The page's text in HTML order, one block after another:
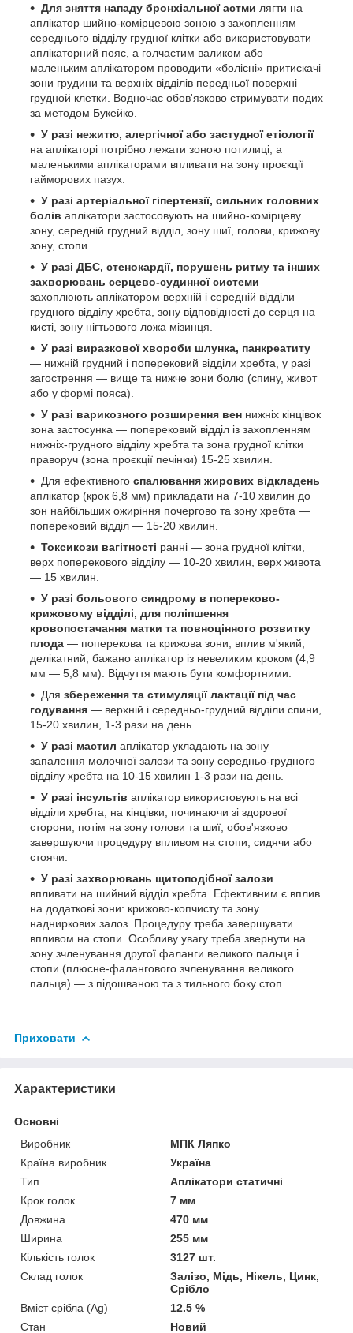
Для зняття нападу бронхіальної астми лягти на
аплікатор шийно-комірцевою зоною з захопленням
середнього відділу грудної клітки або використовувати
аплікаторний пояс, а голчастим валиком або
маленьким аплікатором проводити «болісні» притискачі
зони грудини та верхніх відділів передньої поверхні
грудной клетки. Водночас обов'язково стримувати подих
за методом Букейко.
У разі нежитю, алергічної або застудної етіології
на аплікаторі потрібно лежати зоною потилиці, а
маленькими аплікаторами впливати на зону проєкції
гайморових пазух.
У разі артеріальної гіпертензії, сильних головних
болів аплікатори застосовують на шийно-комірцеву
зону, середній грудний відділ, зону шиї, голови, крижову
зону, стопи.
У разі ДБС, стенокардії, порушень ритму та інших
захворювань серцево-судинної системи
захоплюють аплікатором верхній і середній відділи
грудного відділу хребта, зону відповідності до серця на
кисті, зону нігтьового ложа мізинця.
У разі виразкової хвороби шлунка, панкреатиту
— нижній грудний і поперековий відділи хребта, у разі
загострення — вище та нижче зони болю (спину, живот
або у формі пояса).
У разі варикозного розширення вен нижніх кінцівок
зона застосунка — поперековий відділ із захопленням
нижніх-грудного відділу хребта та зона грудної клітки
праворуч (зона проєкції печінки) 15-25 хвилин.
Для ефективного спалювання жирових відкладень
аплікатор (крок 6,8 мм) прикладати на 7-10 хвилин до
зон найбільших ожиріння почергово та зону хребта —
поперековий відділ — 15-20 хвилин.
Токсикози вагітності ранні — зона грудної клітки,
верх поперекового відділу — 10-20 хвилин, верх живота
— 15 хвилин.
У разі больового синдрому в попереково-
крижовому відділі, для поліпшення
кровопостачання матки та повноцінного розвитку
плода — поперекова та крижова зони; вплив м'який,
делікатний; бажано аплікатор із невеликим кроком (4,9
мм — 5,8 мм). Відчуття мають бути комфортними.
Для збереження та стимуляції лактації під час
годування — верхній і середньо-грудний відділи спини,
15-20 хвилин, 1-3 рази на день.
У разі мастил аплікатор укладають на зону
запалення молочної залози та зону середньо-грудного
відділу хребта на 10-15 хвилин 1-3 рази на день.
У разі інсультів аплікатор використовують на всі
відділи хребта, на кінцівки, починаючи зі здорової
сторони, потім на зону голови та шиї, обов'язково
завершуючи процедуру впливом на стопи, сидячи або
стоячи.
У разі захворювань щитоподібної залози
впливати на шийний відділ хребта. Ефективним є вплив
на додаткові зони: крижово-копчисту та зону
надниркових залоз. Процедуру треба завершувати
впливом на стопи. Особливу увагу треба звернути на
зону зчленування другої фаланги великого пальця і
стопи (плюсне-фалангового зчленування великого
пальця) — з підошваною та з тильного боку стоп.
Приховати
Характеристики
Основні
Виробник
МПК Ляпко
Країна виробник
Україна
Тип
Аплікатори статичні
Крок голок
7 мм
Довжина
470 мм
Ширина
255 мм
Кількість голок
3127 шт.
Склад голок
Залізо, Мідь, Нікель, Цинк,
Срібло
Вміст срібла (Ag)
12.5 %
Стан
Новий